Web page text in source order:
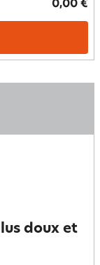
0,00 €
doux et